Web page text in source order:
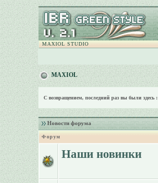
MAXIOL STUDIO
MAXIOL
С возвращением, последний раз вы были здесь :
Новости форума
Форум
Наши новинки